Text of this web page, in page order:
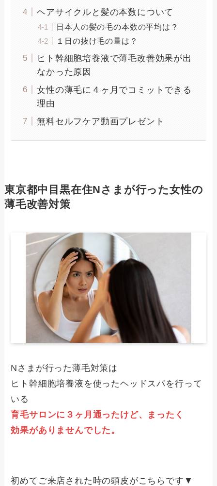
ヘアサイクルと髪の本数について
日本人の髪の毛の本数の平均は？
１日の抜け毛の量は？
ヒト幹細胞培養液で薄毛改善効果が出
なかった原因
女性の薄毛に４ヶ月でコミットできる
理由
無料セルフケア動画プレゼント
東京都中目黒在住Nさまが行った女性の
薄毛改善対策
Nさまが行った薄毛対策は
ヒト幹細胞培養液を使ったヘッドスパを行って
いる
育毛サロンに３ヶ月通ったけど、まったく
効果がありませんでした。
初めてご来店された時の頭皮がこちらです▼